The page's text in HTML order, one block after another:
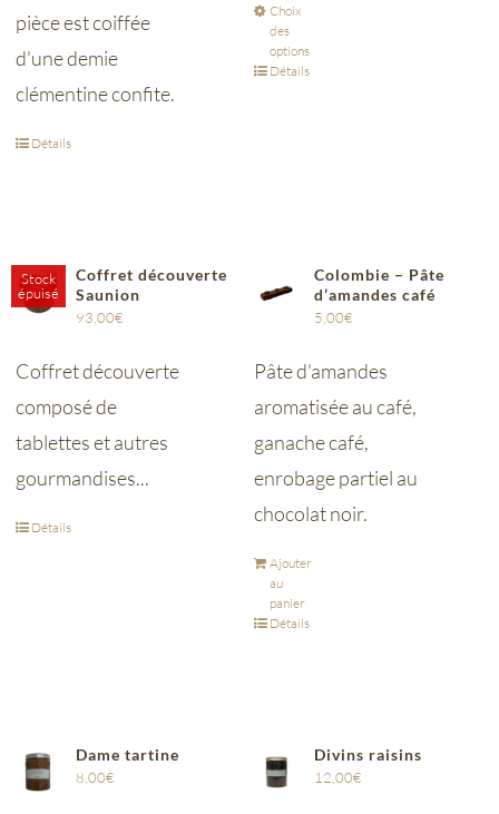
pièce est coiffée
d'une demie
clémentine confite.
Détails
Choix
des
options
Détails
Stock
épuisé
Coffret découverte
Saunion
93,00€
Coffret découverte
composé de
tablettes et autres
gourmandises...
Détails
Colombie – Pâte
d’amandes café
5,00€
Pâte d'amandes
aromatisée au café,
ganache café,
enrobage partiel au
chocolat noir.
Ajouter
au
panier
Détails
Dame tartine
8,00€
Divins raisins
12,00€